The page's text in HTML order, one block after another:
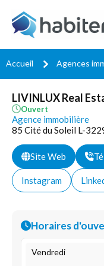
Accueil Agences
LIVINLUX Real
Ouvert
Agence immobilière
85 Cité du Soleil L-
Site Web
Instagram
Horaires
Vendredi